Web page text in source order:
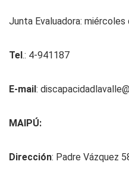
Junta Evaluadora: miércoles
Tel.: 4-941187
E-mail:
MAIPÚ:
Dirección: Padre Vázquez